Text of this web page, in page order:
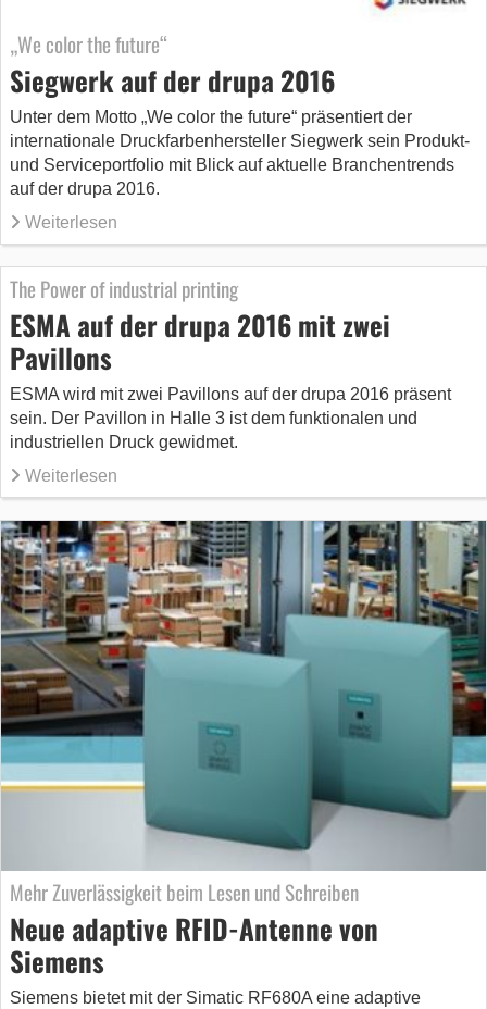
„We color the future“
Siegwerk auf der drupa 2016
Unter dem Motto „We color the future“ präsentiert der
internationale Druckfarbenhersteller Siegwerk sein Produkt-
und Serviceportfolio mit Blick auf aktuelle Branchentrends
auf der drupa 2016.
Weiterlesen
The Power of industrial printing
ESMA auf der drupa 2016 mit zwei
Pavillons
ESMA wird mit zwei Pavillons auf der drupa 2016 präsent
sein. Der Pavillon in Halle 3 ist dem funktionalen und
industriellen Druck gewidmet.
Weiterlesen
Mehr Zuverlässigkeit beim Lesen und Schreiben
Neue adaptive RFID-Antenne von
Siemens
Siemens bietet mit der Simatic RF680A eine adaptive